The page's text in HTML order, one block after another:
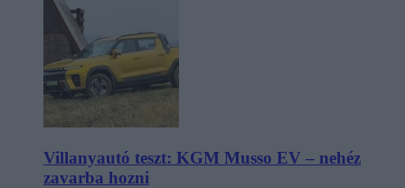
Villanyautó teszt: KGM Musso EV – nehéz
zavarba hozni